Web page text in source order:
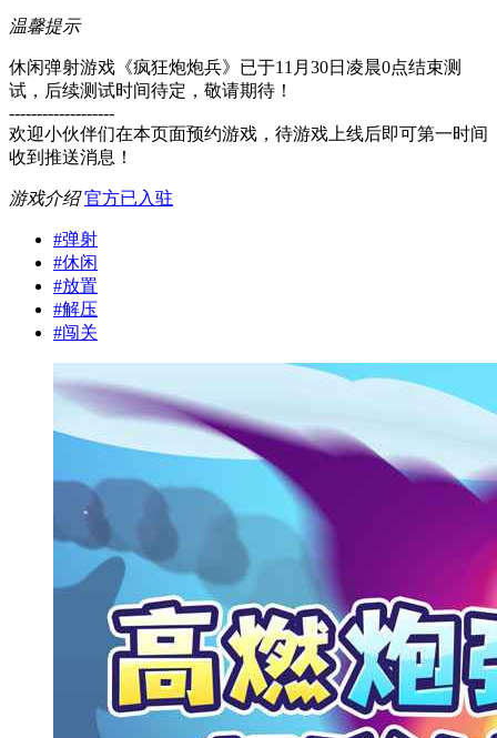
温馨提示
休闲弹射游戏《疯狂炮炮兵》已于11月30日凌晨0点结束测
试，后续测试时间待定，敬请期待！
-------------------
欢迎小伙伴们在本页面预约游戏，待游戏上线后即可第一时间
收到推送消息！
游戏介绍 官方已入驻
#弹射
#休闲
#放置
#解压
#闯关